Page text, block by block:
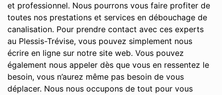
et professionnel. Nous pourrons vous faire profiter de
toutes nos prestations et services en débouchage de
canalisation. Pour prendre contact avec ces experts
au Plessis-Trévise, vous pouvez simplement nous
écrire en ligne sur notre site web. Vous pouvez
également nous appeler dès que vous en ressentez le
besoin, vous n’aurez même pas besoin de vous
déplacer. Nous nous occupons de tout pour vous